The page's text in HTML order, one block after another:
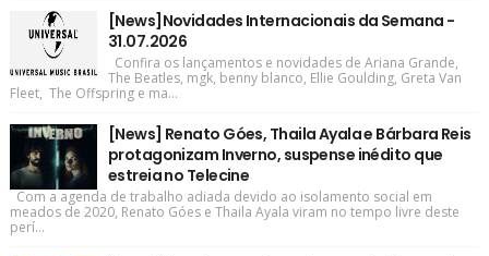
[News]Novidades Internacionais da Semana -
31.07.2026
Confira os lançamentos e novidades de Ariana Grande,
The Beatles, mgk, benny blanco, Ellie Goulding, Greta Van
Fleet, The Offspring e ma...
[News] Renato Góes, Thaila Ayala e Bárbara Reis
protagonizam Inverno, suspense inédito que
estreia no Telecine
Com a agenda de trabalho adiada devido ao isolamento social em
meados de 2020, Renato Góes e Thaila Ayala viram no tempo livre deste
perí...